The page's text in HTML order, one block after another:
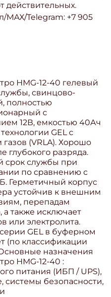
HMG-12-40 гелевый
свинцово-
полностью
с
12В, емкостью 40Ач
GEL с
(VRLA). Хорошо
глубокого разряда.
срок службы при
по сравнению с
Герметичный корпус
устойчив к внешним
перепадам
также исключает
или электролита.
GEL в буферном
(по классификации
назначения
HMG-12-40 :
питания (ИБП / UPS),
системы безопасности,
действительных.
МАХ/Telegram: +7 905